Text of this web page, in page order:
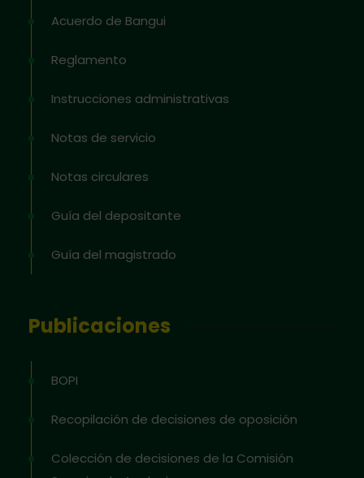
Acuerdo de Bangui
Reglamento
Instrucciones administrativas
Notas de servicio
Notas circulares
Guía del depositante
Guía del magistrado
Publicaciones
BOPI
Recopilación de decisiones de oposición
Colección de decisiones de la Comisión